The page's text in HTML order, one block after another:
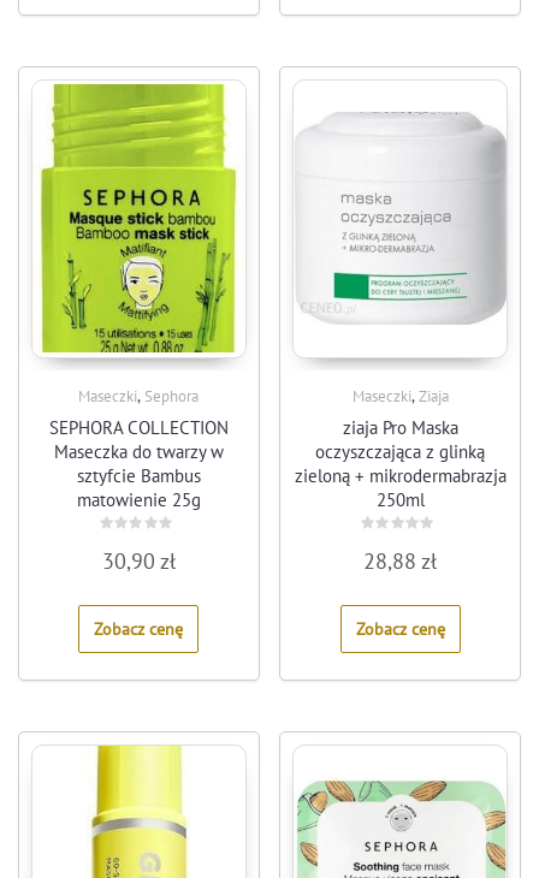
Maseczki, Sephora
SEPHORA COLLECTION
Maseczka do twarzy w
sztyfcie Bambus
matowienie 25g
0
out
5
30,90 zł
Zobacz cenę
Maseczki,Ziaja
ziaja Pro Maska
oczyszczająca z glinką
zieloną + mikrodermabrazja
250ml
0
out
5
28,88zł
Zobacz cenę